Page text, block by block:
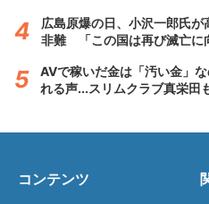
広島原爆の日、小沢一郎氏
非難 「この国は再び滅亡に
AVで稼いだ金は「汚い金」
れる声...スリムクラブ真栄田
コンテンツ